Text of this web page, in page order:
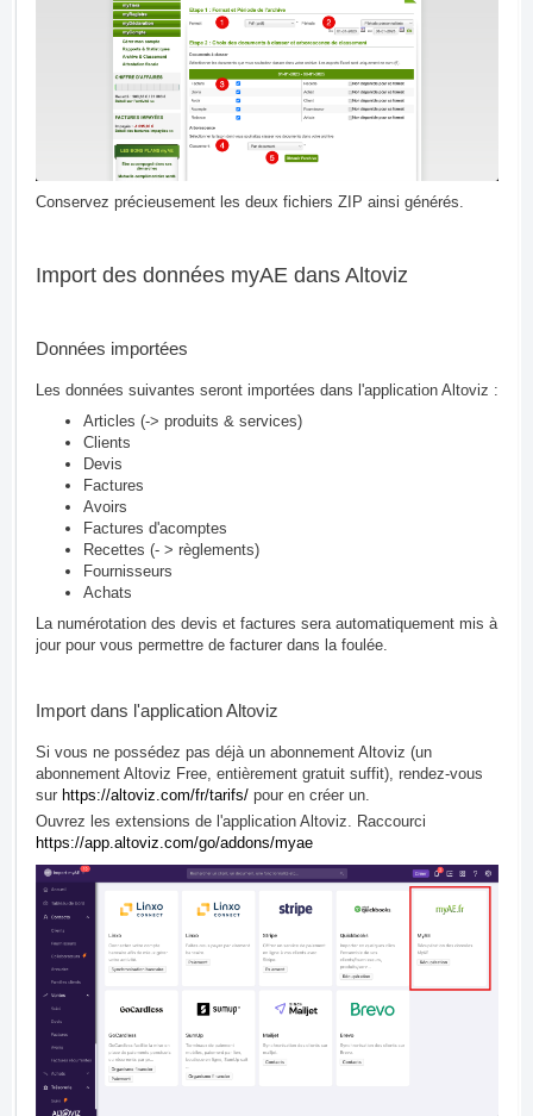
Conservez précieusement les deux fichiers ZIP ainsi générés.
Import des données myAE dans Altoviz
Données importées
Les données suivantes seront importées dans l'application Altoviz :
Articles (-> produits & services)
Clients
Devis
Factures
Avoirs
Factures d'acomptes
Recettes (- > règlements)
Fournisseurs
Achats
La numérotation des devis et factures sera automatiquement mis à
jour pour vous permettre de facturer dans la foulée.
Import dans l'application Altoviz
Si vous ne possédez pas déjà un abonnement Altoviz (un
abonnement Altoviz Free, entièrement gratuit suffit), rendez-vous
sur https://altoviz.com/fr/tarifs/ pour en créer un.
Ouvrez les extensions de l'application Altoviz. Raccourci
https://app.altoviz.com/go/addons/myae